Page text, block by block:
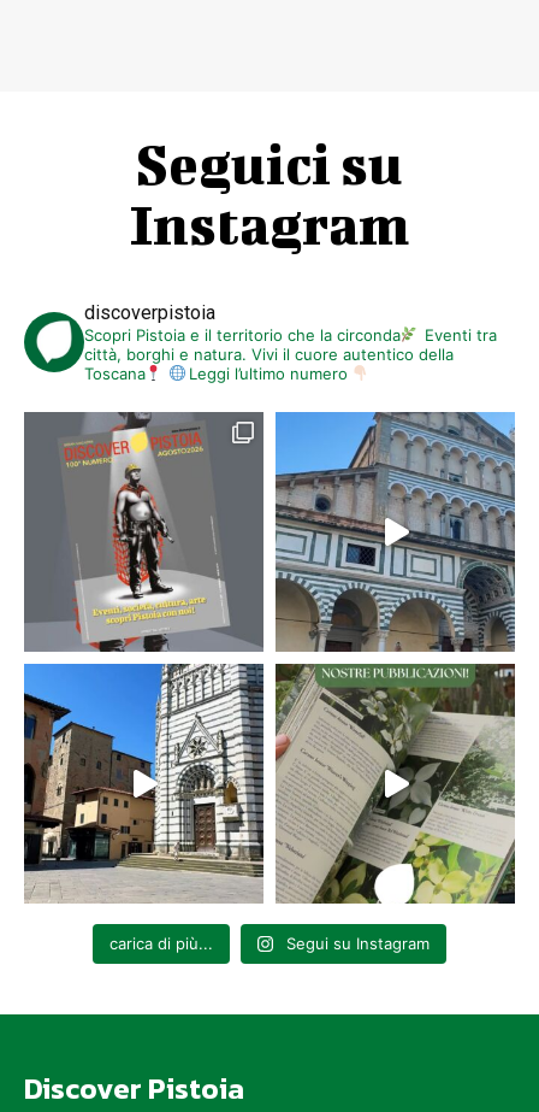
Seguici su
Instagram
discoverpistoia
Scopri Pistoia e il territorio che la circonda
Eventi tra
città, borghi e natura. Vivi il cuore autentico della
Toscana
Leggi l’ultimo numero
carica di più... Segui su Instagram
Discover Pistoia